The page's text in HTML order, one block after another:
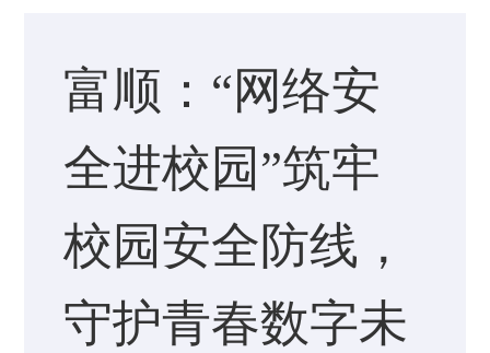
富顺：“网络安
全进校园”筑牢
校园安全防线，
守护青春数字未